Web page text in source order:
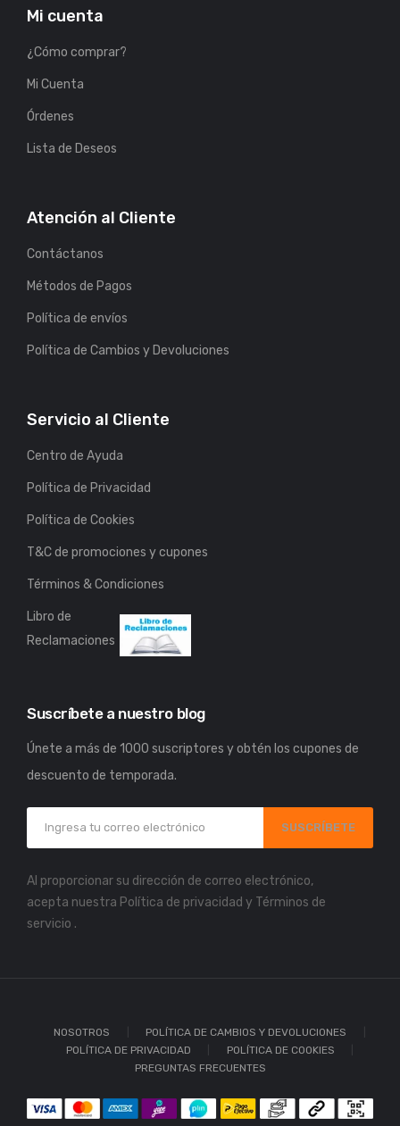
Mi cuenta
¿Cómo comprar?
Mi Cuenta
Órdenes
Lista de Deseos
Atención al Cliente
Contáctanos
Métodos de Pagos
Política de envíos
Política de Cambios y Devoluciones
Servicio al Cliente
Centro de Ayuda
Política de Privacidad
Política de Cookies
T&C de promociones y cupones
Términos & Condiciones
Libro de
Reclamaciones
Suscríbete a nuestro blog
Únete a más de 1000 suscriptores y obtén los cupones de
descuento de temporada.
SUSCRÍBETE
Al proporcionar su dirección de correo electrónico,
acepta nuestra Política de privacidad y Términos de
servicio .
NOSOTROS
POLÍTICA DE CAMBIOS Y DEVOLUCIONES
POLÍTICA DE PRIVACIDAD
POLÍTICA DE COOKIES
PREGUNTAS FRECUENTES